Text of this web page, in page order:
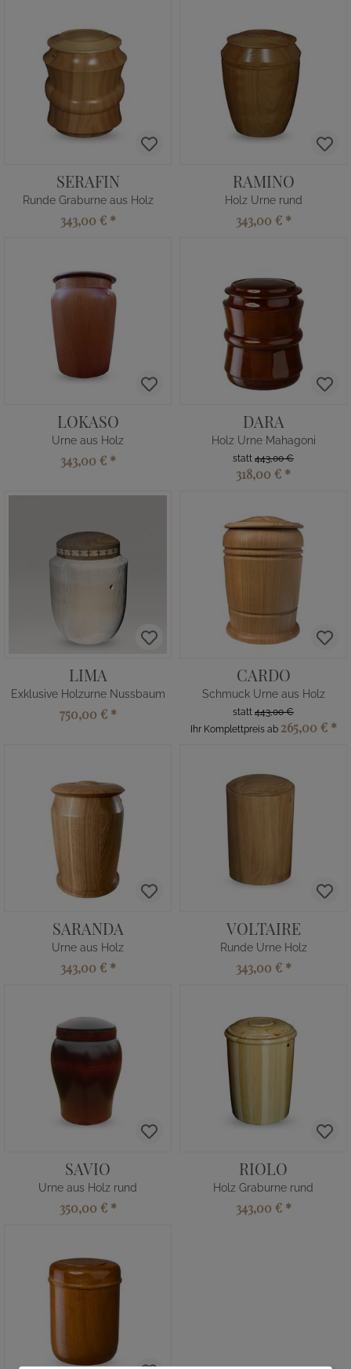
SERAFIN
Runde Graburne aus Holz
343,00 € *
RAMINO
Holz Urne rund
343,00 € *
LOKASO
Urne aus Holz
343,00 € *
DARA
Holz Urne Mahagoni
statt 443,00 €
318,00 € *
LIMA
Exklusive Holzurne Nussbaum
750,00 € *
CARDO
Schmuck Urne aus Holz
statt 443,00 €
Ihr Komplettpreis ab 265,00 € *
SARANDA
Urne aus Holz
343,00 € *
VOLTAIRE
Runde Urne Holz
343,00 € *
SAVIO
Urne aus Holz rund
350,00 € *
RIOLO
Holz Graburne rund
343,00 € *